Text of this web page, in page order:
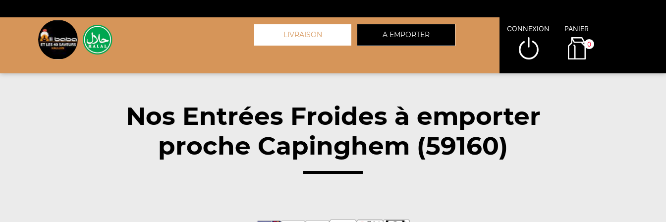
LIVRAISON A EMPORTER
CONNEXION PANIER
0
Nos Entrées Froides à emporter
proche Capinghem (59160)